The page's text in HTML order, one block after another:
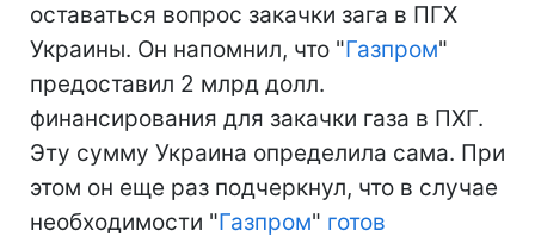
оставаться вопрос закачки зага в ПГХ
Украины. Он напомнил, что "Газпром"
предоставил 2 млрд долл.
финансирования для закачки газа в ПХГ.
Эту сумму Украина определила сама. При
этом он еще раз подчеркнул, что в случае
необходимости "Газпром" готов